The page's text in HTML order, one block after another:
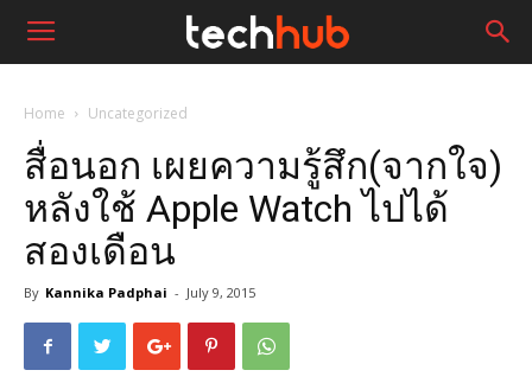
Home Uncategorized
สื่อนอก เผยความรู้สึก(จากใจ)
หลังใช้ Apple Watch ไปได้
สองเดือน
By Kannika Padphai - July 9, 2015